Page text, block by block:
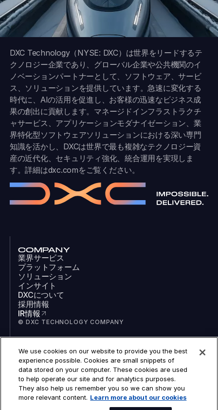
DXC Technology（NYSE: DXC）は世界をリードするテ
クノロジー企業であり、グローバル企業や公共機関のイ
ノベーションパートナーとして、ソフトウェア、サービ
ス、ソリューションを提供しています。急速に変化する
時代に、AIの活用を促進し、お客様の迅速なビジネス成
果の創出に貢献します。マネージドインフラストラクチ
ャサービス、アプリケーションモダナイゼーション、業
界特化型ソフトウェアソリューションにおける深い専門
知識を活かし、DXCは世界で最も複雑なテクノロジー資
産の近代化、セキュリティ強化、統合運用を実現しま
す。詳細はdxc.comをご覧ください。
COMPANY
業界サービス
プラットフォーム
ソリューション
インサイト
DXCについて
採用情報
IR情報
© DXC TECHNOLOGY COMPANY
SOCIAL
LinkedIn
Facebook
Instagram
YouTube
COOKIES
We use cookies on our website to provide you the best
experience possible. Cookies are small snippets of
data stored on your computer. These cookies are used
to help operate our site and for analytics purposes.
They also help us remember you so we can show you
more relevant content. Learn more about our cookies